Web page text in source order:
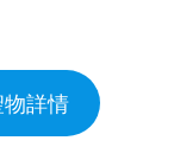
物詳情